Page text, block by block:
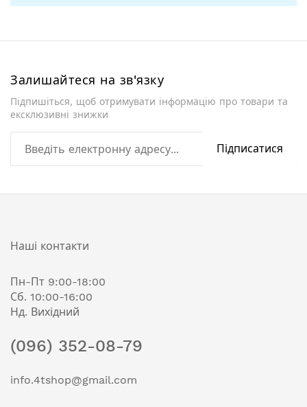
Залишайтеся на зв'язку
Підпишіться, щоб отримувати інформацію про товари та
ексклюзивні знижки
Підписатися
Наші контакти
Пн-Пт 9:00-18:00
Сб. 10:00-16:00
Нд. Вихідний
(096) 352-08-79
info.4tshop@gmail.com